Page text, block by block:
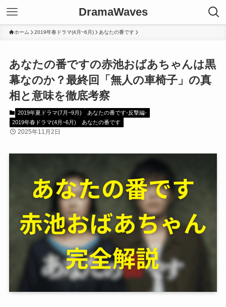
DramaWaves
ホーム 2019年春ドラマ(4月~6月) あなたの番です
あなたの番ですの赤池おばあちゃんは黒
幕なのか？最終回「無人の車椅子」の真
相と意味を徹底考察
2019年夏ドラマ(7月~9月)
あなたの番です-反撃編-
2019年春ドラマ(4月~6月)
あなたの番です
2025年11月2日